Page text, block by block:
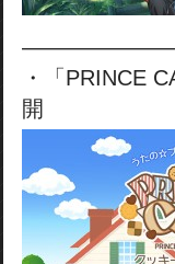
・「PRINCE
開